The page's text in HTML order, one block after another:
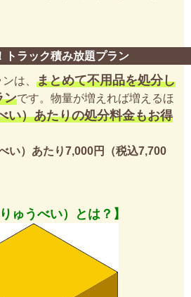
トラック積み放題プラン
は、 まとめて不用品を処分し
ンです。物量が増えれば増えるほ
い）あたりの処分料金もお得
い）あたり7,000円（税込7,700
ゅうべい）とは？】